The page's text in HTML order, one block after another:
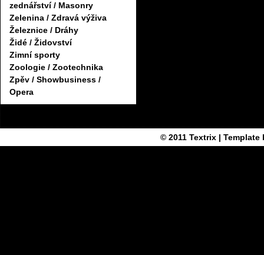
zednářství / Masonry
Zelenina / Zdravá výživa
Železnice / Dráhy
Židé / Židovství
Zimní sporty
Zoologie / Zootechnika
Zpěv / Showbusiness /
Opera
© 2011 Textrix| Template